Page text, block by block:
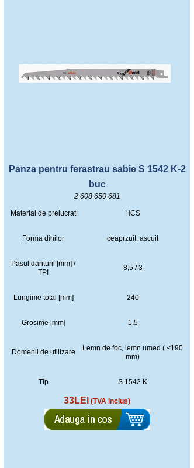
Panza pentru ferastrau sabie S 1542 K-2
buc
2 608 650 681
Material de prelucrat HCS
Forma dinilor ceaprzuit, ascuit
Pasul danturii [mm] /
TPI
8,5 / 3
Lungime total [mm] 240
Grosime [mm] 1.5
Domenii de utilizare
Lemn de foc, lemn umed ( <190
mm)
Tip S 1542 K
33LEI (TVA inclus)